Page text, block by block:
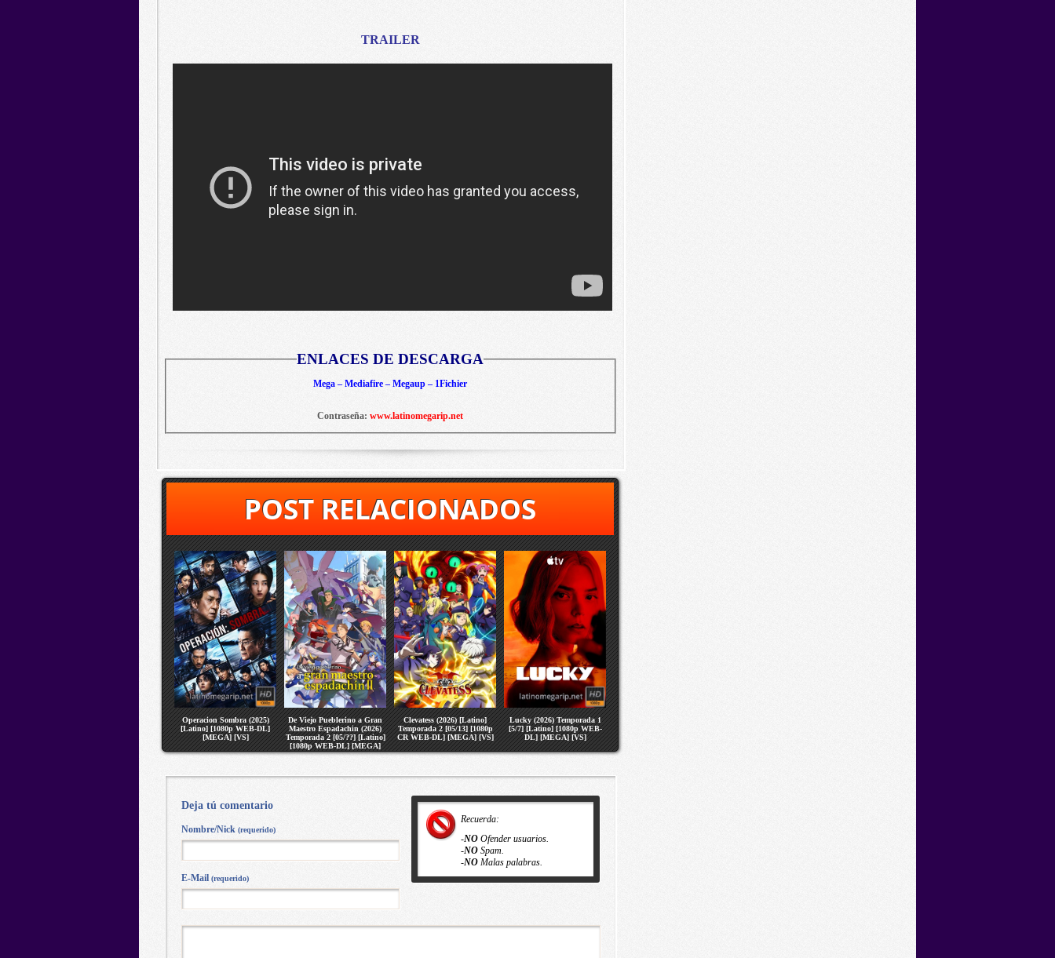
TRAILER
ENLACES DE DESCARGA
Mega – Mediafire – Megaup – 1Fichier
Contraseña: www.latinomegarip.net
POST RELACIONADOS
Operacion Sombra (2025)
[Latino] [1080p WEB-DL]
[MEGA] [VS]
De Viejo Pueblerino a Gran
Maestro Espadachin (2026)
Temporada 2 [05/??] [Latino]
[1080p WEB-DL] [MEGA]
[VS]
Clevatess (2026) [Latino]
Temporada 2 [05/13] [1080p
CR WEB-DL] [MEGA] [VS]
Lucky (2026) Temporada 1
[5/7] [Latino] [1080p WEB-
DL] [MEGA] [VS]
Recuerda:
-NO Ofender usuarios.
-NO Spam.
-NO Malas palabras.
Deja tú comentario
Nombre/Nick (requerido)
E-Mail (requerido)